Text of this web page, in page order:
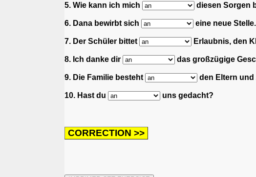
5. Wie kann ich mich diesen Sorgen
6. Dana bewirbt sich eine neue Stelle.
7. Der Schüler bittet Erlaubnis, den
8. Ich danke dir das großzügige
9. Die Familie besteht den Eltern und
10. Hast du uns gedacht?